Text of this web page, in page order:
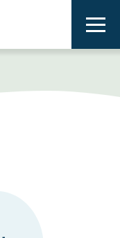
ニ